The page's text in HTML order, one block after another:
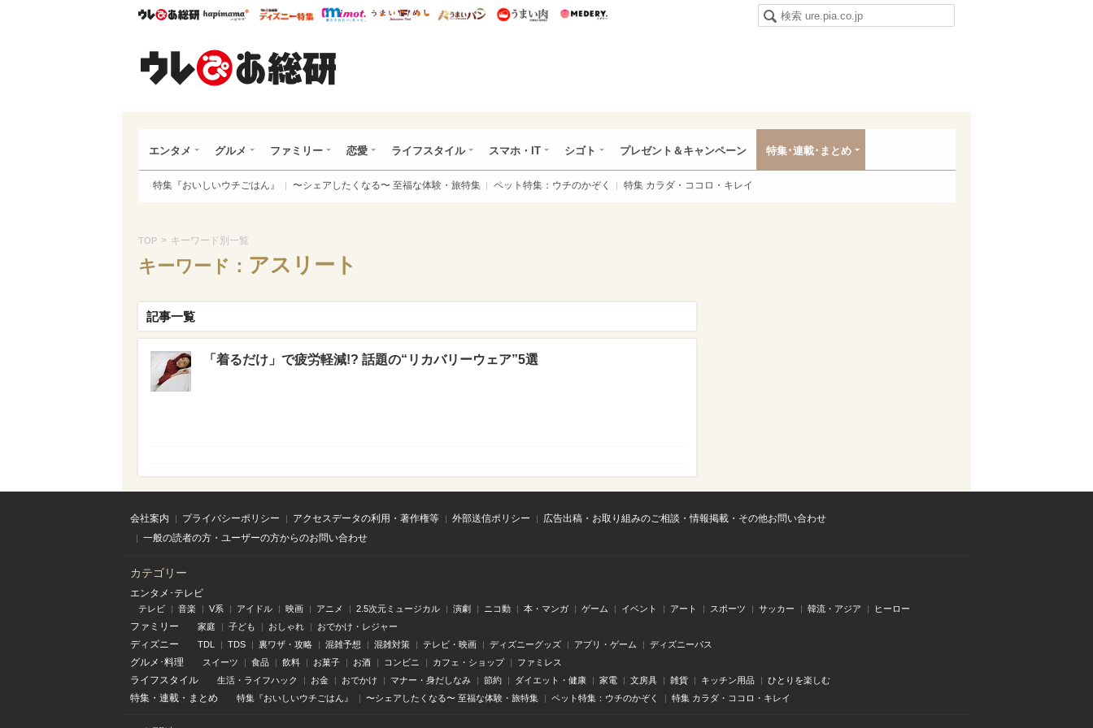
ウレぴあ総研ハピママ* ウレぴあ総研 ディズニー特集
mimot. うまいめし うまいパン うまい肉
エンタメ グルメ ファミリー 恋愛 ライフスタイル スマホ・IT シゴト プレゼント＆キャンペーン 特集･連載･まとめ
特集『おいしいウチごはん』 〜シェアしたくなる〜 至福な体験・旅特集 ペット特集：ウチのかぞく 特集 カラダ・ココロ・キレイ
TOP > キーワード別一覧
キーワード： アスリート
記事一覧
「着るだけ」で疲労軽減!? 話題の“リカバリーウェア”5選
会社案内 プライバシーポリシー アクセスデータの利用・著作権等 外部送信ポリシー
広告出稿・お取り組みのご相談・情報掲載・その他お問い合わせ
一般の読者の方・ユーザーの方からのお問い合わせ
カテゴリー
エンタメ･テレビ
テレビ 音楽 V系 アイドル 映画 アニメ 2.5次元ミュージカル 演劇 ニコ動 本・マンガ ゲーム イベント アート スポーツ サッカー 韓流・アジア ヒーロー
ファミリー 家庭 子ども おしゃれ おでかけ・レジャー
ディズニー TDL TDS 裏ワザ・攻略 混雑予想 混雑対策 テレビ・映画 ディズニーグッズ アプリ・ゲーム ディズニーパス
グルメ･料理 スイーツ 食品 飲料 お菓子 お酒 コンビニ カフェ・ショップ ファミレス
ライフスタイル 生活・ライフハック お金 おでかけ マナー・身だしなみ 節約 ダイエット・健康 家電 文房具 雑貨 キッチン用品 ひとりを楽しむ
特集 ・ 連載 ・ まとめ 特集『おいしいウチごはん』 〜シェアしたくなる〜 至福な体験・旅特集 ペット特集：ウチのかぞく 特集 カラダ・ココロ・キレイ